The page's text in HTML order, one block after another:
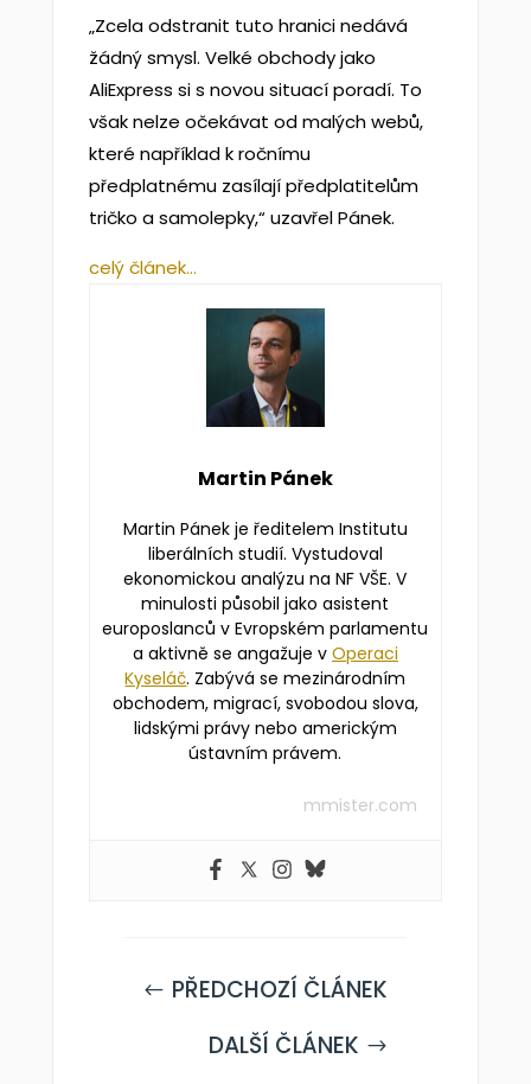
„Zcela odstranit tuto hranici nedává
žádný smysl. Velké obchody jako
AliExpress si s novou situací poradí. To
však nelze očekávat od malých webů,
které například k ročnímu
předplatnému zasílají předplatitelům
tričko a samolepky,“ uzavřel Pánek.
celý článek…
Martin Pánek
Martin Pánek je ředitelem Institutu
liberálních studií. Vystudoval
ekonomickou analýzu na NF VŠE. V
minulosti působil jako asistent
europoslanců v Evropském parlamentu
a aktivně se angažuje v Operaci
Kyseláč. Zabývá se mezinárodním
obchodem, migrací, svobodou slova,
lidskými právy nebo americkým
ústavním právem.
mmister.com
# PŘEDCHOZÍ ČLÁNEK
DALŠÍ ČLÁNEK $